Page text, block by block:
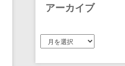
アーカイブ
ア
イ